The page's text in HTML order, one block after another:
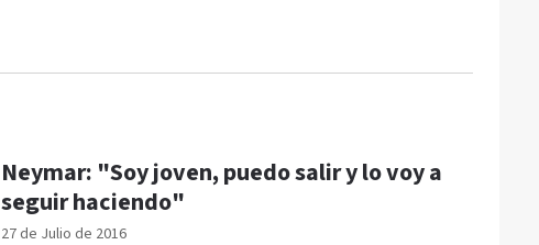
27 de Julio de 2016
Neymar: "Soy joven, puedo salir y lo voy a
seguir haciendo"